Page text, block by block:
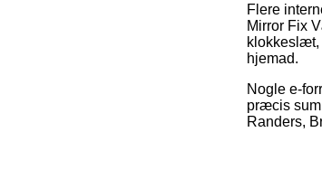
Flere
Mirror Fix
klokkeslæt,
hjemad.
Nogle e-
præcis
Randers,